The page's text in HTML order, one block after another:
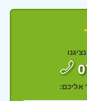
אליכם: